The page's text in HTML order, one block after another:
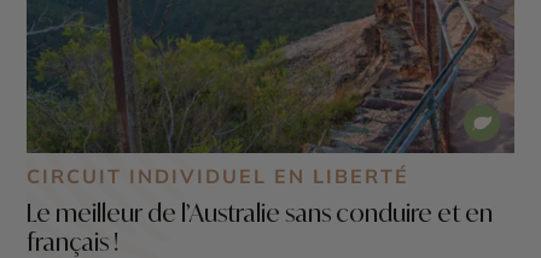
CIRCUIT INDIVIDUEL EN LIBERTÉ
Le meilleur de l’Australie sans conduire et en
français !